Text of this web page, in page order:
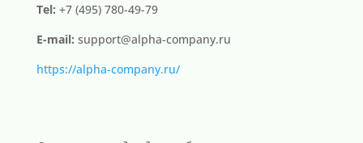
Tel: +7 (495) 780-49-79
E-mail: support@alpha-company.ru
https://alpha-company.ru/